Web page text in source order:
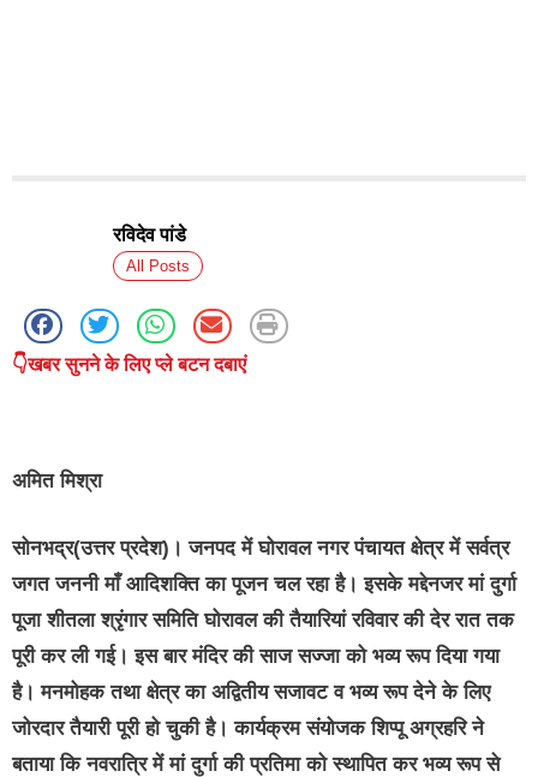
रविदेव पांडे
All Posts
👇खबर सुनने के लिए प्ले बटन दबाएं
अमित मिश्रा
सोनभद्र(उत्तर प्रदेश)। जनपद में घोरावल नगर पंचायत क्षेत्र में सर्वत्र
जगत जननी माँ आदिशक्ति का पूजन चल रहा है। इसके मद्देनजर मां दुर्गा
पूजा शीतला श्रृंगार समिति घोरावल की तैयारियां रविवार की देर रात तक
पूरी कर ली गई। इस बार मंदिर की साज सज्जा को भव्य रूप दिया गया
है। मनमोहक तथा क्षेत्र का अद्वितीय सजावट व भव्य रूप देने के लिए
जोरदार तैयारी पूरी हो चुकी है। कार्यक्रम संयोजक शिप्पू अग्रहरि ने
बताया कि नवरात्रि में मां दुर्गा की प्रतिमा को स्थापित कर भव्य रूप से